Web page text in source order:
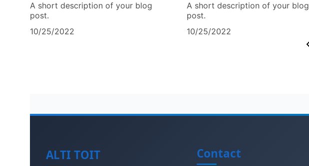
A short description of your blog
post.
10/25/2022
A short description of your blog
post.
10/25/2022